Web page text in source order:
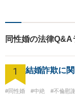
同性婚の法律Q&A
1 結婚詐欺に
#同性婚 #中絶 #不倫慰